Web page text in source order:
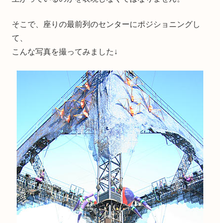
そこで、座りの最前列のセンターにポジショニングし
て、
こんな写真を撮ってみました↓